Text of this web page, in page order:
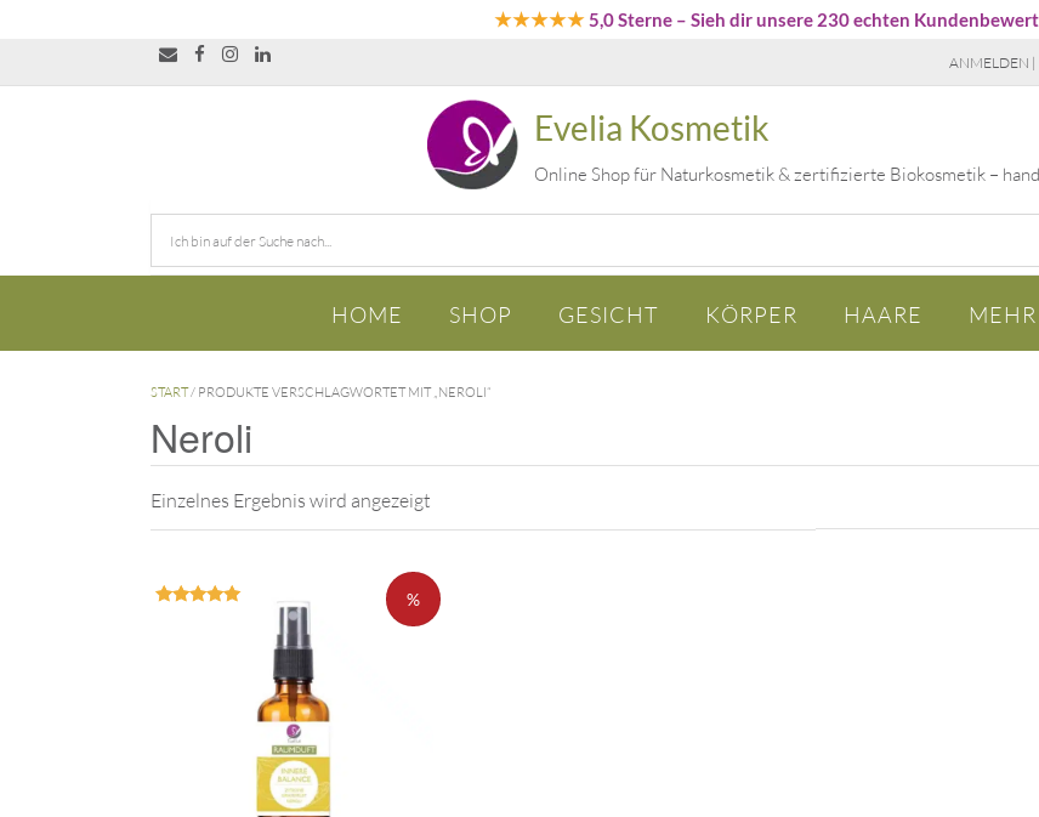
★★★★★5,0 Sterne – Sieh dir unsere 230 echten
ANMELDEN |
Evelia Kosmetik
Online Shop für Naturkosmetik & zertifizierte Biokosmetik –
HOME SHOP GESICHT KÖRPER HAARE MEHR
START/ PRODUKTE VERSCHLAGWORTET MIT „NEROLI“
Neroli
Einzelnes Ergebnis wird angezeigt
%